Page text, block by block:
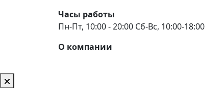
Часы работы
Пн-Пт, 10:00 - 20:00 Сб-Вс, 10:00-18:00
О компании